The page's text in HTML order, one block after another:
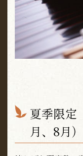
夏季限
月、 8月）